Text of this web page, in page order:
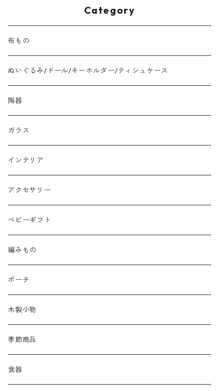
Category
布もの
ぬいぐるみ/ドール/キーホルダー/ティシュケース
陶器
ガラス
インテリア
アクセサリー
ベビーギフト
編みもの
ポーチ
木製小物
季節商品
食器